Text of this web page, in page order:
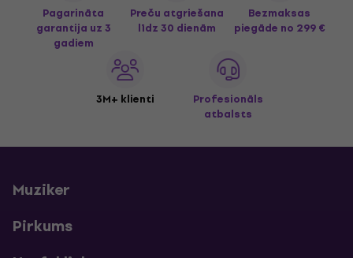
Pagarināta
garantija uz 3
gadiem
Preču atgriešana
līdz 30 dienām
Bezmaksas
piegāde no 299 €
3M+ klienti
Profesionāls
atbalsts
Muziker
Pirkums